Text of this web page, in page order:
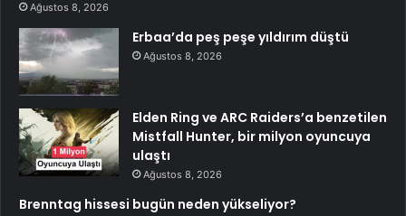
Ağustos 8, 2026
Erbaa’da peş peşe yıldırım düştü
Ağustos 8, 2026
Elden Ring ve ARC Raiders’a benzetilen
Mistfall Hunter, bir milyon oyuncuya
ulaştı
Ağustos 8, 2026
Brenntag hissesi bugün neden yükseliyor?